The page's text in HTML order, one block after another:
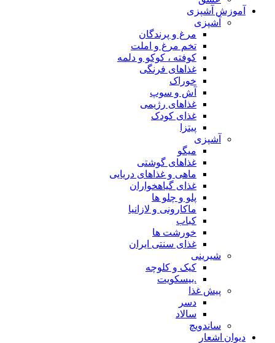
آموزش آشپزی
آشپزی
مرغ و پرندگان
تخم مرغ و املت
کوفته ، کوکو و دلمه
غذاهای فرنگی
خوراک
آش و سوپ
غذاهای رژیمی
غذای کودک
پیتزا
آشپزی
میگو
غذاهای گوشتی
ماهی و غذاهای دریایی
غذای گیاهخواران
پلو و چلو ها
ماکارونی و لازانیا
کباب
خورشت ها
غذای سنتی ایران
شیرینی
کیک و کلوچه
.بیسکویت
پیش غذا
دسر
سالاد
ساندویچ
دیوان اشعار